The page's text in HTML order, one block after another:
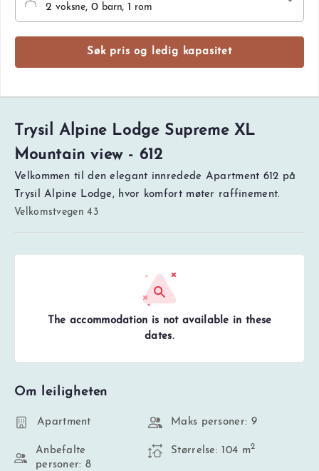
Trysil Alpine Lodge Supreme XL
Mountain view - 612
Velkommen til den elegant innredede Apartment 612 på
Trysil Alpine Lodge, hvor komfort møter raffinement.
Velkomstvegen 43
The accommodation is not available in these
dates.
Om leiligheten
Apartment Maks personer: 9
Anbefalte
personer: 8
Størrelse: 104 m2
2 voksne, 0 barn, 1 rom
Søk pris og ledig kapasitet